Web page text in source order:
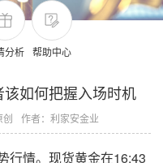
分析 帮助中心
如何把握入场时机
创 作者：利家安金业
行情。现货黄金在16:43